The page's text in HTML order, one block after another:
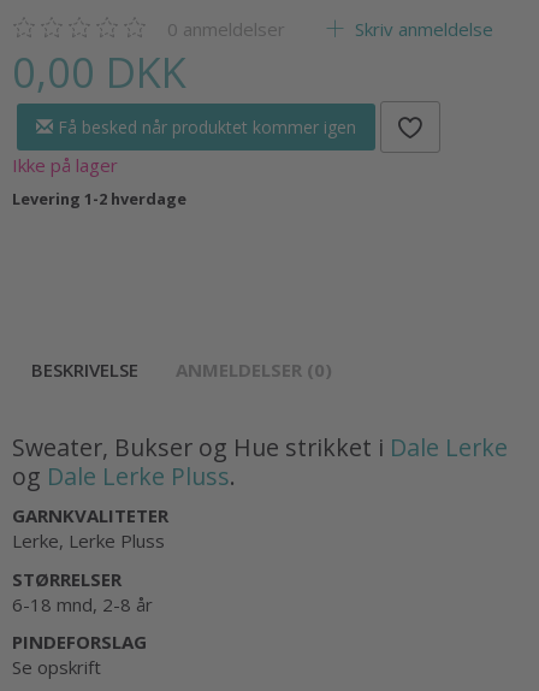
0 anmeldelser Skriv anmeldelse
0,00 DKK
Få besked når produktet kommer igen
Ikke på lager
Levering 1-2 hverdage
BESKRIVELSE ANMELDELSER (0)
Sweater, Bukser og Hue strikket i Dale Lerke
og Dale Lerke Pluss.
GARNKVALITETER
Lerke, Lerke Pluss
STØRRELSER
6-18 mnd, 2-8 år
PINDEFORSLAG
Se opskrift